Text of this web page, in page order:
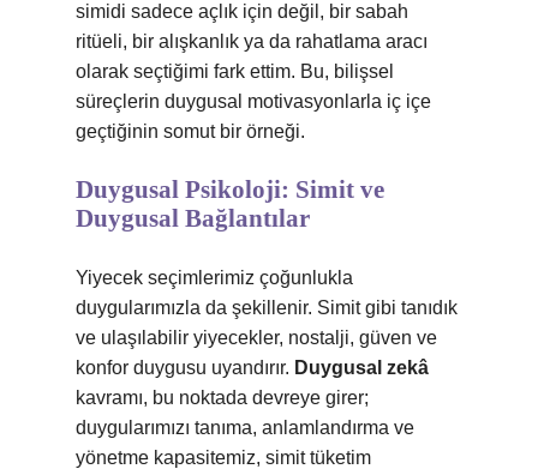
simidi sadece açlık için değil, bir sabah
ritüeli, bir alışkanlık ya da rahatlama aracı
olarak seçtiğimi fark ettim. Bu, bilişsel
süreçlerin duygusal motivasyonlarla iç içe
geçtiğinin somut bir örneği.
Duygusal Psikoloji: Simit ve
Duygusal Bağlantılar
Yiyecek seçimlerimiz çoğunlukla
duygularımızla da şekillenir. Simit gibi tanıdık
ve ulaşılabilir yiyecekler, nostalji, güven ve
konfor duygusu uyandırır. Duygusal zekâ
kavramı, bu noktada devreye girer;
duygularımızı tanıma, anlamlandırma ve
yönetme kapasitemiz, simit tüketim